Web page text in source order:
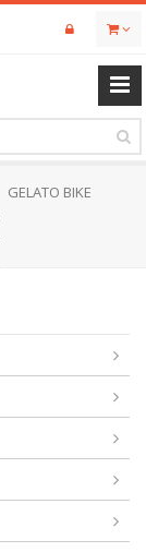
GELATO BIKE